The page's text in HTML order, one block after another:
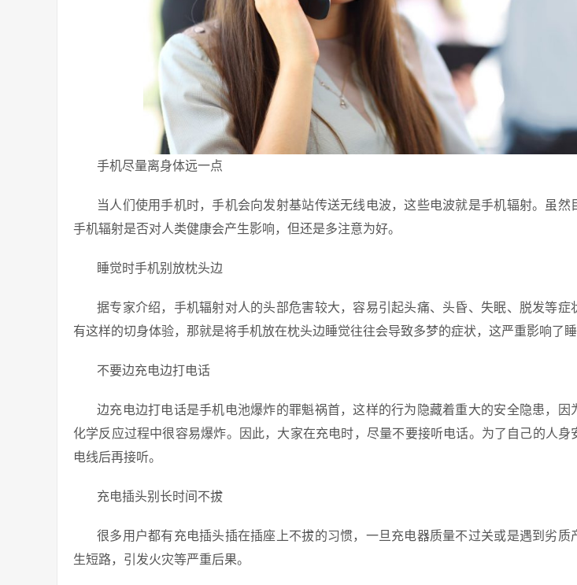
手机尽量离身体远一点
当人们使用手机时，手机会向发射基站传送无线电波，这些电波就是手机辐射。虽然
手机辐射是否对人类健康会产生影响，但还是多注意为好。
睡觉时手机别放枕头边
据专家介绍，手机辐射对人的头部危害较大，容易引起头痛、头昏、失眠、脱发等症
有这样的切身体验，那就是将手机放在枕头边睡觉往往会导致多梦的症状，这严重影响了睡
不要边充电边打电话
边充电边打电话是手机电池爆炸的罪魁祸首，这样的行为隐藏着重大的安全隐患，因
化学反应过程中很容易爆炸。因此，大家在充电时，尽量不要接听电话。为了自己的人身
电线后再接听。
充电插头别长时间不拔
很多用户都有充电插头插在插座上不拔的习惯，一旦充电器质量不过关或是遇到劣质
生短路，引发火灾等严重后果。